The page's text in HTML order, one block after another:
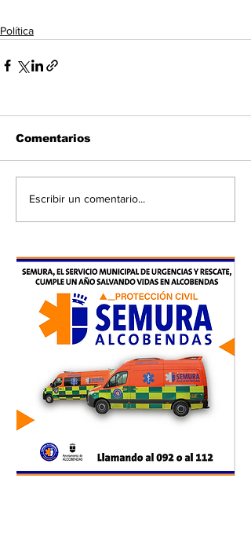
Política
Comentarios
Escribir un comentario...